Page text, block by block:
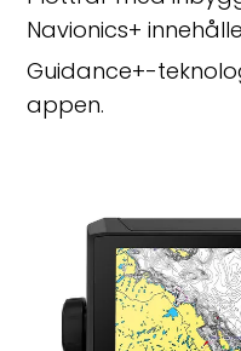
Navionics+
Guidance+-
appen.